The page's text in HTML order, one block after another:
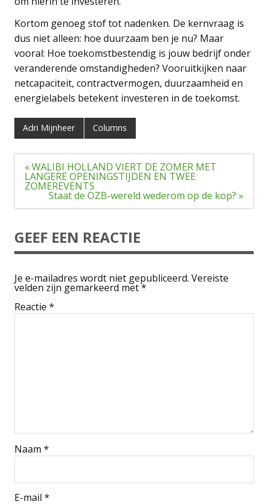
Kortom genoeg stof tot nadenken. De kernvraag is
dus niet alleen: hoe duurzaam ben je nu? Maar
vooral: Hoe toekomstbestendig is jouw bedrijf onder
veranderende omstandigheden? Vooruitkijken naar
netcapaciteit, contractvermogen, duurzaamheid en
energielabels betekent investeren in de toekomst.
Adri Mijnheer Columns
Bericht
navigatie
« WALIBI HOLLAND VIERT DE ZOMER MET
LANGERE OPENINGSTIJDEN EN TWEE
ZOMEREVENTS
Staat de OZB-wereld wederom op de kop? »
GEEF EEN REACTIE
Je e-mailadres wordt niet gepubliceerd. Vereiste
velden zijn gemarkeerd met*
Reactie *
Naam *
E-mail *